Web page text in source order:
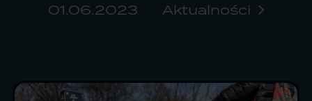
01.06.2023 Aktualności